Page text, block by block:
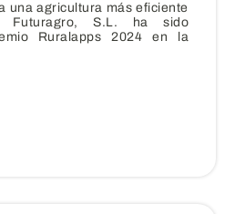
una agricultura más eficiente
Futuragro, S.L. ha sido
Ruralapps 2024 en la